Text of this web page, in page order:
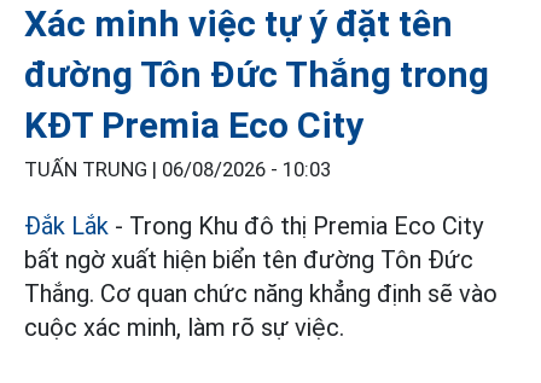
Xác minh việc tự ý đặt tên
đường Tôn Đức Thắng trong
KĐT Premia Eco City
TUẤN TRUNG | 06/08/2026 - 10:03
Đắk Lắk - Trong Khu đô thị Premia Eco City
bất ngờ xuất hiện biển tên đường Tôn Đức
Thắng. Cơ quan chức năng khẳng định sẽ vào
cuộc xác minh, làm rõ sự việc.